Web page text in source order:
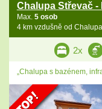
Chalupa Střevač -
Max. 5 osob
4 km vzdušně od
2x
„Chalupa s bazénem,